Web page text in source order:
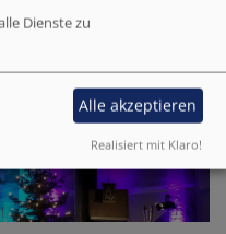
Dienste zu
Alle akzeptieren
Realisiert mit Klaro!